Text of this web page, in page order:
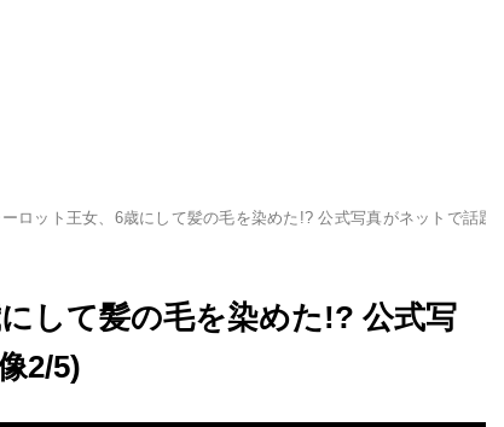
ロット王女、6歳にして髪の毛を染めた!? 公式写真がネットで話題に
して髪の毛を染めた!? 公式写
2/5)